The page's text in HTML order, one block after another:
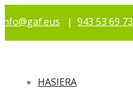
info@gaf.eus | 943 53 69 73
HASIERA